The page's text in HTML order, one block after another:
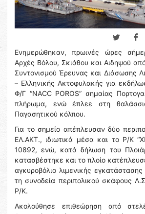
Ενημερώθηκαν, πρωινές ώρες
Αρχές Βόλου, Σκιάθου και Αιδηψού
Συντονισμού Έρευνας και Διάσωσης
– Ελληνικής Ακτοφυλακής για
Φ/Γ “NACC POROS” σημαίας
πλήρωμα, ενώ έπλεε στη
Παγασητικού κόλπου.
Για το σημείο απέπλευσαν δύο
ΕΛ.ΑΚΤ., ιδιωτικά μέσα και το Ρ/Κ
10892, ενώ, κατά δήλωση του
κατασβέστηκε και το πλοίο
αγκυροβόλιο λιμενικής
τη συνοδεία περιπολικού σκάφους
Ρ/Κ.
Ακολούθησε επιθεώρηση από